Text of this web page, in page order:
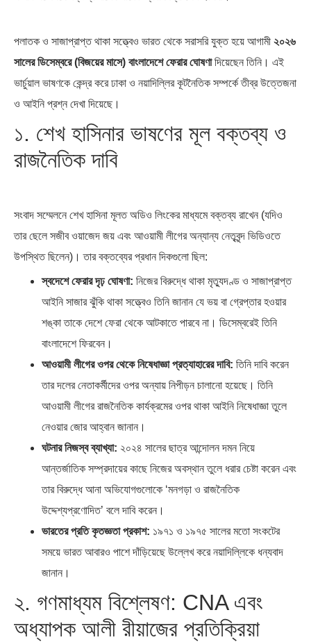
পলাতক ও সাজাপ্রাপ্ত থাকা সত্ত্বেও ভারত থেকে সরাসরি যুক্ত হয়ে আগামী ২০২৬
সালের ডিসেম্বরে (বিজয়ের মাসে) বাংলাদেশে ফেরার ঘোষণাদিয়েছেন তিনি। এই
ভার্চুয়াল ভাষণকে কেন্দ্র করে ঢাকা ও নয়াদিল্লির কূটনৈতিক সম্পর্কে তীব্র উত্তেজনা
ও আইনি প্রশ্ন দেখা দিয়েছে।
১. শেখ হাসিনার ভাষণের মূল বক্তব্য ও
রাজনৈতিক দাবি
সংবাদ সম্মেলনে শেখ হাসিনা মূলত অডিও লিংকের মাধ্যমে বক্তব্য রাখেন (যদিও
তার ছেলে সজীব ওয়াজেদ জয় এবং আওয়ামী লীগের অন্যান্য নেতৃবৃন্দ ভিডিওতে
উপস্থিত ছিলেন)। তার বক্তব্যের প্রধান দিকগুলো ছিল:
স্বদেশে ফেরার দৃঢ় ঘোষণা: নিজের বিরুদ্ধে থাকা মৃত্যুদণ্ড ও সাজাপ্রাপ্ত
আইনি সাজার ঝুঁকি থাকা সত্ত্বেও তিনি জানান যে ভয় বা গ্রেপ্তার হওয়ার
শঙ্কা তাকে দেশে ফেরা থেকে আটকাতে পারবে না। ডিসেম্বরেই তিনি
বাংলাদেশে ফিরবেন।
আওয়ামী লীগের ওপর থেকে নিষেধাজ্ঞা প্রত্যাহারের দাবি: তিনি দাবি করেন
তার দলের নেতাকর্মীদের ওপর অন্যায় নিপীড়ন চালানো হয়েছে। তিনি
আওয়ামী লীগের রাজনৈতিক কার্যক্রমের ওপর থাকা আইনি নিষেধাজ্ঞা তুলে
নেওয়ার জোর আহ্বান জানান।
ঘটনার নিজস্ব ব্যাখ্যা: ২০২৪ সালের ছাত্র আন্দোলন দমন নিয়ে
আন্তর্জাতিক সম্প্রদায়ের কাছে নিজের অবস্থান তুলে ধরার চেষ্টা করেন এবং
তার বিরুদ্ধে আনা অভিযোগগুলোকে ‘মনগড়া ও রাজনৈতিক
উদ্দেশ্যপ্রণোদিত’ বলে দাবি করেন।
ভারতের প্রতি কৃতজ্ঞতা প্রকাশ: ১৯৭১ ও ১৯৭৫ সালের মতো সংকটের
সময়ে ভারত আবারও পাশে দাঁড়িয়েছে উল্লেখ করে নয়াদিল্লিকে ধন্যবাদ
জানান।
২. গণমাধ্যম বিশ্লেষণ: CNA এবং
অধ্যাপক আলী রীয়াজের প্রতিক্রিয়া